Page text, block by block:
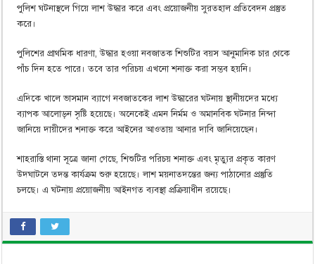
পুলিশ ঘটনাস্থলে গিয়ে লাশ উদ্ধার করে এবং প্রয়োজনীয় সুরতহাল প্রতিবেদন প্রস্তুত
করে।
পুলিশের প্রাথমিক ধারণা, উদ্ধার হওয়া নবজাতক শিশুটির বয়স আনুমানিক চার থেকে
পাঁচ দিন হতে পারে। তবে তার পরিচয় এখনো শনাক্ত করা সম্ভব হয়নি।
এদিকে খালে ভাসমান ব্যাগে নবজাতকের লাশ উদ্ধারের ঘটনায় স্থানীয়দের মধ্যে
ব্যাপক আলোড়ন সৃষ্টি হয়েছে। অনেকেই এমন নির্মম ও অমানবিক ঘটনার নিন্দা
জানিয়ে দায়ীদের শনাক্ত করে আইনের আওতায় আনার দাবি জানিয়েছেন।
শাহরাস্তি থানা সূত্রে জানা গেছে, শিশুটির পরিচয় শনাক্ত এবং মৃত্যুর প্রকৃত কারণ
উদঘাটনে তদন্ত কার্যক্রম শুরু হয়েছে। লাশ ময়নাতদন্তের জন্য পাঠানোর প্রস্তুতি
চলছে। এ ঘটনায় প্রয়োজনীয় আইনগত ব্যবস্থা প্রক্রিয়াধীন রয়েছে।